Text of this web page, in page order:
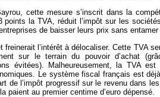
cette mesure s’inscrit dans la
la TVA, réduit l’impôt sur les
de baisser leurs prix sans
l’intérêt à délocaliser. Cette TVA
sur le terrain du pouvoir d’achat
évitées). Malheureusement, la TVA
Le système fiscal français est
de l’impôt progressif sur le revenu dans
au premier centime d’euro dépensé.